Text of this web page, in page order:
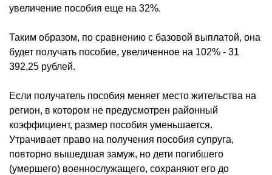
увеличение пособия еще на 32%.
Таким образом, по сравнению с базовой выплатой, она
будет получать пособие, увеличенное на 102% - 31
392,25 рублей.
Если получатель пособия меняет место жительства на
регион, в котором не предусмотрен районный
коэффициент, размер пособия уменьшается.
Утрачивает право на получения пособия супруга,
повторно вышедшая замуж, но дети погибшего
(умершего) военнослужащего, сохраняют его до